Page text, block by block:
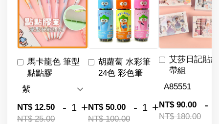
馬卡龍色 筆型
點點膠
NT$ 12.50
NT$ 25.00
- +
胡蘿蔔 水彩筆
24色 彩色筆
NT$ 50.00
NT$ 100.00
- +
艾莎日記貼
帶組
NT$ 90.00
NT$ 180.00
-